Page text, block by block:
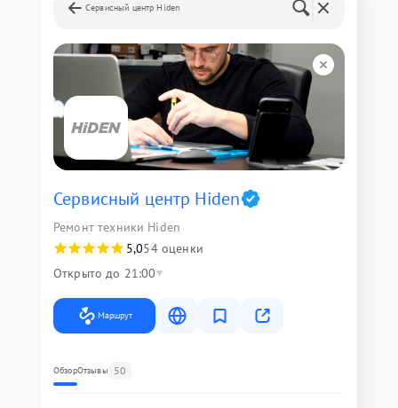
Сервисный центр Hiden
Сервисный центр Hiden
Ремонт техники Hiden
5,054 оценки
Открыто до 21:00
Маршрут
ОбзорОтзывы 50